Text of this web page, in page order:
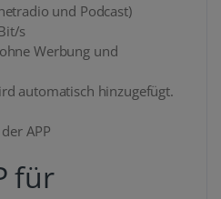
und Podcast)
s
Werbung und
automatisch hinzugefügt.
APP
für